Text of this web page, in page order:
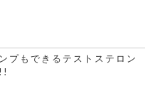
プもできるテストステロン